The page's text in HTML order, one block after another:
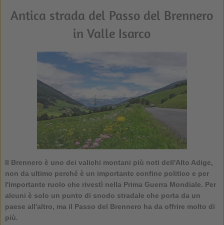
Antica strada del Passo del Brennero
in Valle Isarco
Il Brennero è uno dei valichi montani più noti dell'Alto Adige,
non da ultimo perché è un importante confine politico e per
l'importante ruolo che rivestì nella Prima Guerra Mondiale. Per
alcuni è solo un punto di snodo stradale che porta da un
paese all'altro, ma il Passo del Brennero ha da offrire molto di
più.